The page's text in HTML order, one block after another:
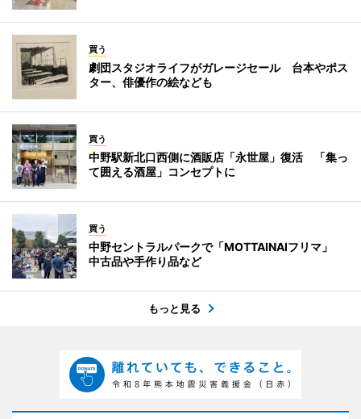
買う
劇団スタジオライフがガレージセール 台本やポス
ター、俳優作の絵なども
買う
中野駅新北口西側に酒販店「永世屋」復活 「集っ
て囲える酒屋」コンセプトに
買う
中野セントラルパークで「MOTTAINAIフリマ」
中古品や手作り品など
もっと見る